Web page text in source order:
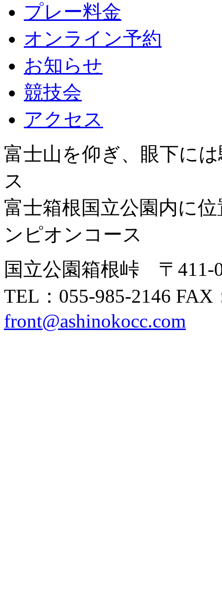
プレー料金
オンライン予約
お知らせ
競技会
アクセス
富士山を仰ぎ、眼下に
ス
富士箱根国立公園内に
ンピオンコース
国立公園箱根峠 〒
TEL：055-985-2146
front@ashinokocc.com